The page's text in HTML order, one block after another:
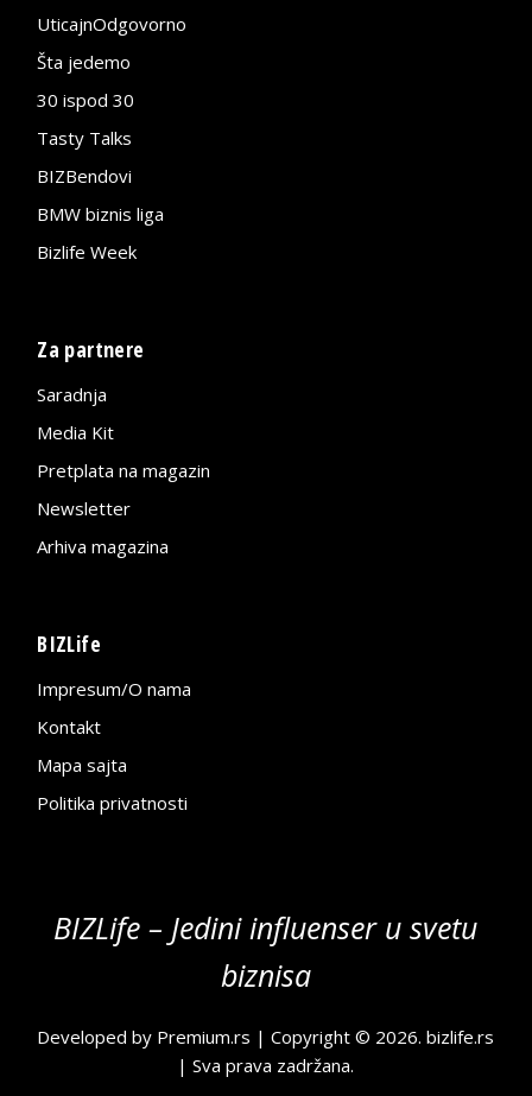
UticajnOdgovorno
Šta jedemo
30 ispod 30
Tasty Talks
BIZBendovi
BMW biznis liga
Bizlife Week
Za partnere
Saradnja
Media Kit
Pretplata na magazin
Newsletter
Arhiva magazina
BIZLife
Impresum/O nama
Kontakt
Mapa sajta
Politika privatnosti
BIZLife – Jedini influenser u svetu
biznisa
Developed by Premium.rs | Copyright © 2026.bizlife.rs
| Sva prava zadržana.